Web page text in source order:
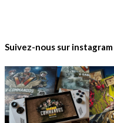
Suivez-nous sur instagram